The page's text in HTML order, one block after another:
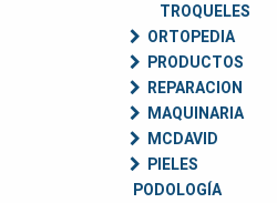
TROQUELES
ORTOPEDIA
PRODUCTOS
REPARACION
MAQUINARIA
MCDAVID
PIELES
PODOLOGÍA